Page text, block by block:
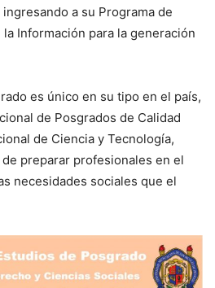
a su Programa de
Información para la generación
es único en su tipo en el país,
de Posgrados de Calidad
de Ciencia y Tecnología,
preparar profesionales en el
necesidades sociales que el